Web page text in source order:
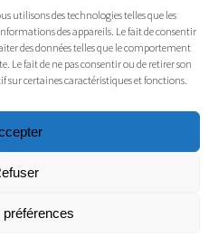
utilisons des technologies telles que les
des appareils. Le fait de consentir
des données telles que le comportement
Le fait de ne pas consentir ou de retirer son
certaines caractéristiques et fonctions.
préférences
légales